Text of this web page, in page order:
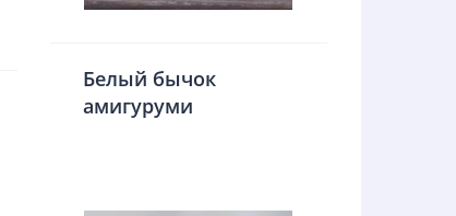
Белый бычок
амигуруми